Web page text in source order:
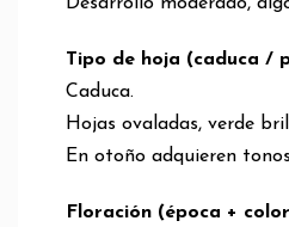
Tipo de hoja (caduca /
Caduca.
Hojas ovaladas, verde
En otoño adquieren
Floración (época +